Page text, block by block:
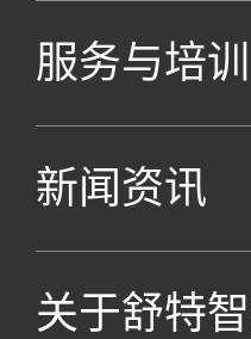
服务与培训
新闻资讯
关于舒特